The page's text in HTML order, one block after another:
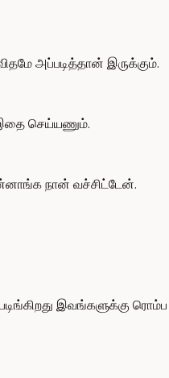
அப்படித்தான் இருக்கும்.
செய்யணும்.
நான் வச்சிட்டேன்.
இவங்களுக்கு ரொம்ப